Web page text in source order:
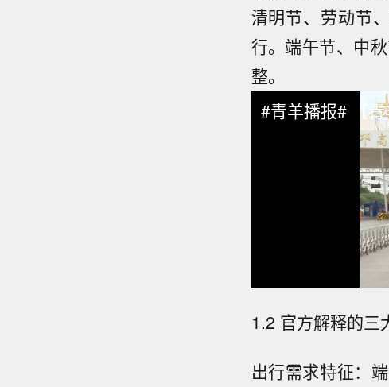
清明节、劳动节
行。端午节、中
整。
#青
1.2 官方解释的三
出行需求特征：